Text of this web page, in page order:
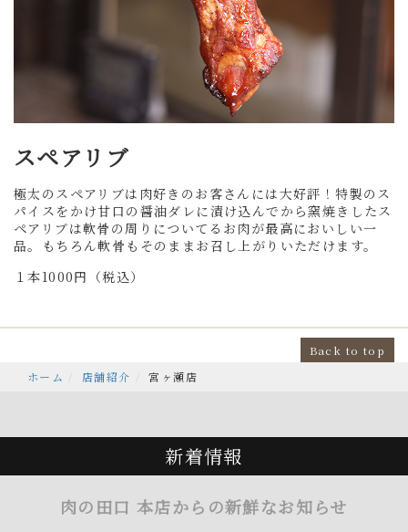
スペアリブ
極太のスペアリブは肉好きのお客さんには大好評！特製のス
パイスをかけ甘口の醤油ダレに漬け込んでから窯焼きしたス
ペアリブは軟骨の周りについてるお肉が最高においしい一
品。もちろん軟骨もそのままお召し上がりいただけます。
１本1000円（税込）
Back to top
ホーム
店舗紹介 宮ヶ瀬店
新着情報
肉の田口 本店からの新鮮なお知らせ